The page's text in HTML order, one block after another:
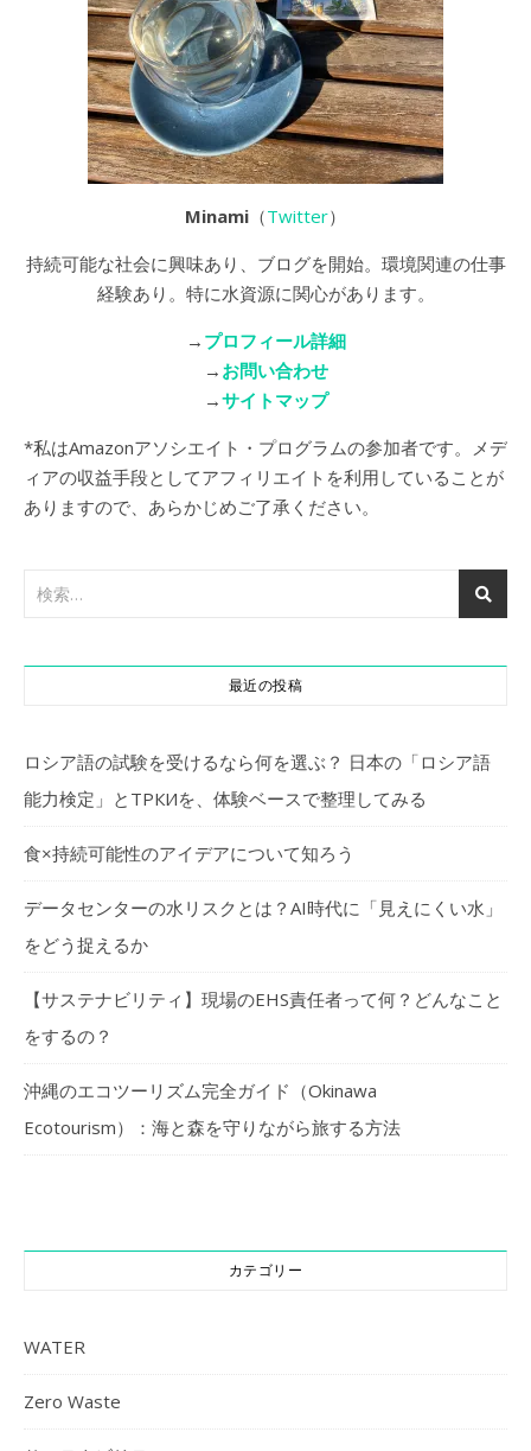
Minami （Twitter）
持続可能な社会に興味あり、ブログを開始。環境関連の仕事
経験あり。特に水資源に関心があります。
→ プロフィール詳細
→ お問い合わせ
→サイトマップ
*私はAmazonアソシエイト・プログラムの参加者です。メデ
ィアの収益手段としてアフィリエイトを利用していることが
ありますので、あらかじめご了承ください。
最近の投稿
ロシア語の試験を受けるなら何を選ぶ？ 日本の「ロシア語
能力検定」とТРКИを、体験ベースで整理してみる
食×持続可能性のアイデアについて知ろう
データセンターの水リスクとは？AI時代に「見えにくい水」
をどう捉えるか
【サステナビリティ】現場のEHS責任者って何？どんなこと
をするの？
沖縄のエコツーリズム完全ガイド（Okinawa
Ecotourism）：海と森を守りながら旅する方法
カテゴリー
WATER
Zero Waste